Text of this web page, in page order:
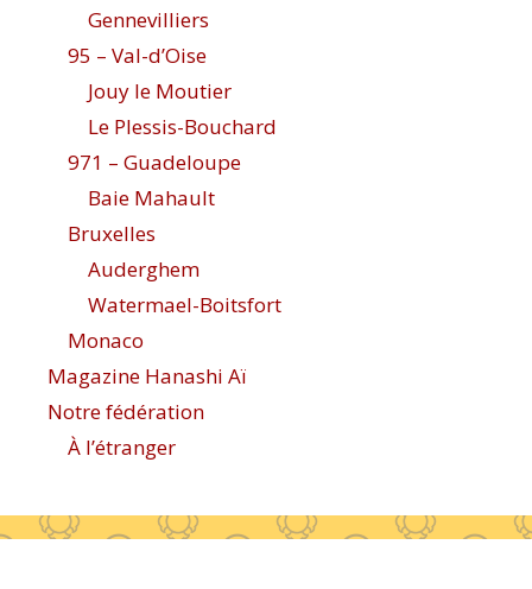
Gennevilliers
95 – Val-d’Oise
Jouy le Moutier
Le Plessis-Bouchard
971 – Guadeloupe
Baie Mahault
Bruxelles
Auderghem
Watermael-Boitsfort
Monaco
Magazine Hanashi Aï
Notre fédération
À l’étranger